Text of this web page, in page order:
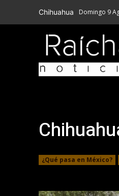
Chihuahua Domingo 9
¿Qué pasa en México?